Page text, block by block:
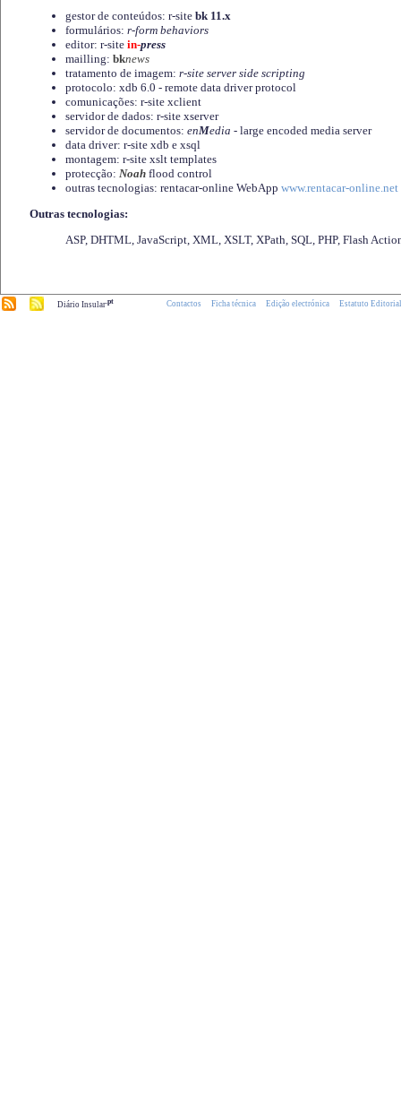
gestor de conteúdos: r-site bk 11.x
formulários: r-form behaviors
editor: r-site in-press
mailling: bknews
tratamento de imagem: r-site server side scripting
protocolo: xdb 6.0 - remote data driver protocol
comunicações: r-site xclient
servidor de dados: r-site xserver
servidor de documentos: enMedia - large encoded media server
data driver: r-site xdb e xsql
montagem: r-site xslt templates
protecção: Noah flood control
outras tecnologias: rentacar-online WebApp www.rentacar-online.net
Outras tecnologias:
ASP, DHTML, JavaScript, XML, XSLT, XPath, SQL, PHP, Flash
Diário Insular.pt Contactos Ficha técnica Edição electrónica Estatuto Editorial